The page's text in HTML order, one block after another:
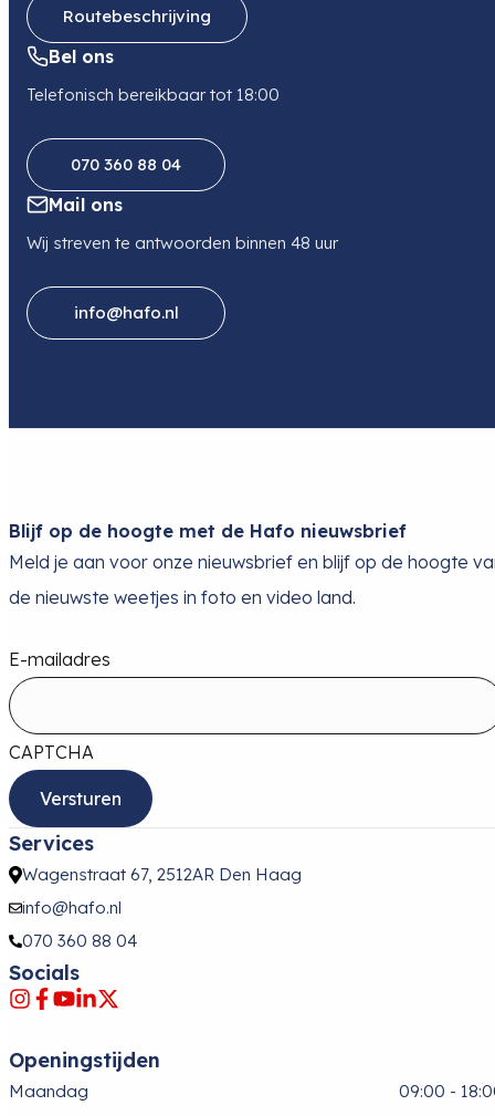
Routebeschrijving
Bel ons
Telefonisch bereikbaar tot 18:00
070 360 88 04
Mail ons
Wij streven te antwoorden binnen 48 uur
info@hafo.nl
Blijf op de hoogte met de Hafo nieuwsbrief
Meld je aan voor onze nieuwsbrief en blijf op de hoogte
de nieuwste weetjes in foto en video land.
E-mailadres
CAPTCHA
Services
Wagenstraat 67, 2512AR Den Haag
info@hafo.nl
070 360 88 04
Socials
Openingstijden
Maandag
09:00 -